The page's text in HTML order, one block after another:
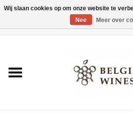
Wijnen
Wij slaan cookies op om onze website te
Nee
Meer over